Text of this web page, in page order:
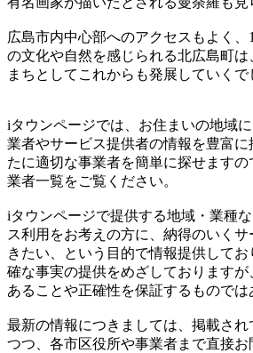
広島市内中心部へのアクセスもよく、
の文化や自然を感じられる北広島町
まちとしてこれからも発展していくで
iタウンページでは、お住まいの地域
業者やサービス提供者の情報を豊富
たに適切な事業者を簡単に探せます
業者一覧をご覧ください。
iタウンページで提供する地域・業種
ス利用をお考えの方に、納得のいく
きたい、という目的で情報提供して
確な事実の提供をめざしております
あることや正確性を保証するものでは
最新の情報につきましては、掲載さ
つつ、各市区役所や事業者まで直接お